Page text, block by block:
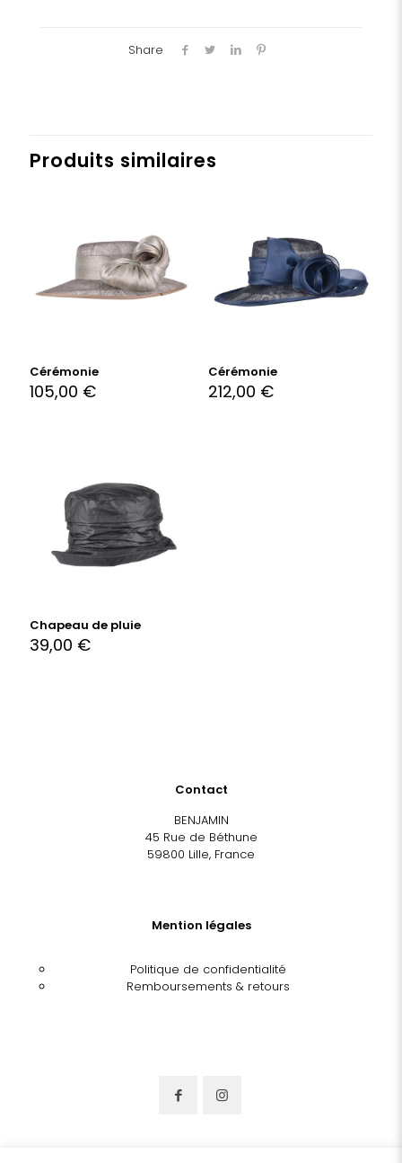
Share
Produits similaires
Cérémonie
105,00 €
Cérémonie
212,00 €
Chapeau de pluie
39,00 €
Contact
BENJAMIN
45 Rue de Béthune
59800 Lille, France
Mention légales
Politique de confidentialité
Remboursements & retours